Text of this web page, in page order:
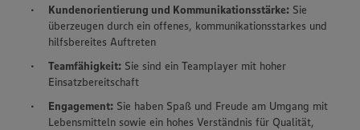
Kundenorientierung und Kommunikationsstärke: Sie
überzeugen durch ein offenes, kommunikationsstarkes und
hilfsbereites Auftreten
Teamfähigkeit: Sie sind ein Teamplayer mit hoher
Einsatzbereitschaft
Engagement: Sie haben Spaß und Freude am Umgang mit
Lebensmitteln sowie ein hohes Verständnis für Qualität,